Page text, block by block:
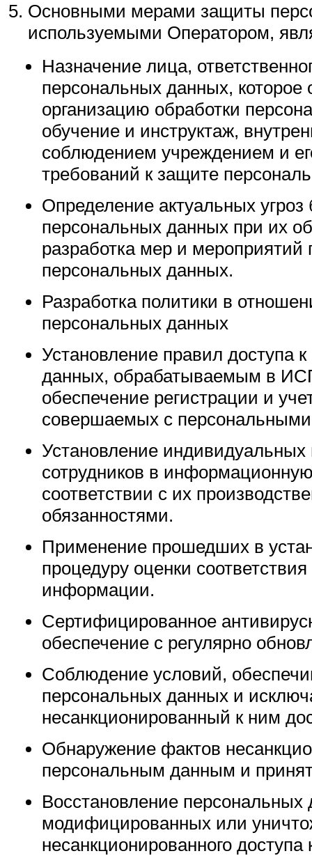
Основными мерами защиты
используемыми Оператором,
Назначение лица,
персональных данных, которое
организацию обработки
обучение и инструктаж,
соблюдением учреждением и
требований к защите
Определение актуальных угроз
персональных данных при их
разработка мер и мероприятий
персональных данных.
Разработка политики в
персональных данных
Установление правил доступа
данных, обрабатываемым в
обеспечение регистрации и
совершаемых с
Установление индивидуальных
сотрудников в
соответствии с их
обязанностями.
Применение прошедших в
процедуру оценки
информации.
Сертифицированное
обеспечение с регулярно
Соблюдение условий,
персональных данных и
несанкционированный к ним
Обнаружение фактов
персональным данным и
Восстановление персональных
модифицированных или
несанкционированного доступа